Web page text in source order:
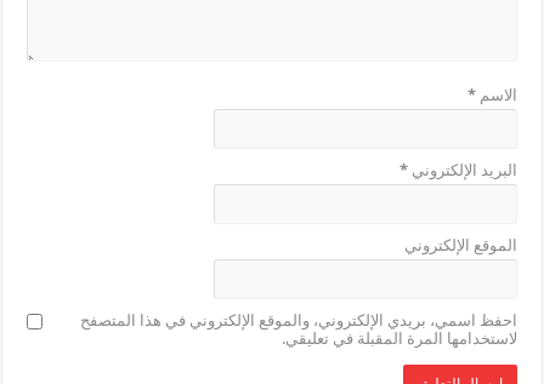
الاسم*
البريد الإلكتروني*
الموقع الإلكتروني
احفظ اسمي، بريدي الإلكتروني، والموقع الإلكتروني في هذا المتصفح
لاستخدامها المرة المقبلة في تعليقي.